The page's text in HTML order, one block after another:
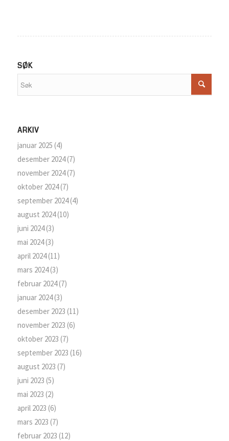
SØK
ARKIV
januar 2025 (4)
desember 2024(7)
november 2024(7)
oktober 2024(7)
september 2024(4)
august 2024(10)
juni 2024(3)
mai 2024(3)
april 2024(11)
mars 2024(3)
februar 2024(7)
januar 2024(3)
desember 2023 (11)
november 2023 (6)
oktober 2023 (7)
september 2023 (16)
august 2023 (7)
juni 2023 (5)
mai 2023 (2)
april 2023 (6)
mars 2023 (7)
februar 2023 (12)